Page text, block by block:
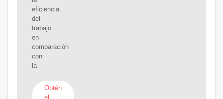
eficiencia
del
trabajo
en
comparación
con
la
Obtén
el